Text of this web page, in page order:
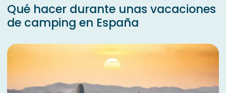
Qué hacer durante unas vacaciones
de camping en España